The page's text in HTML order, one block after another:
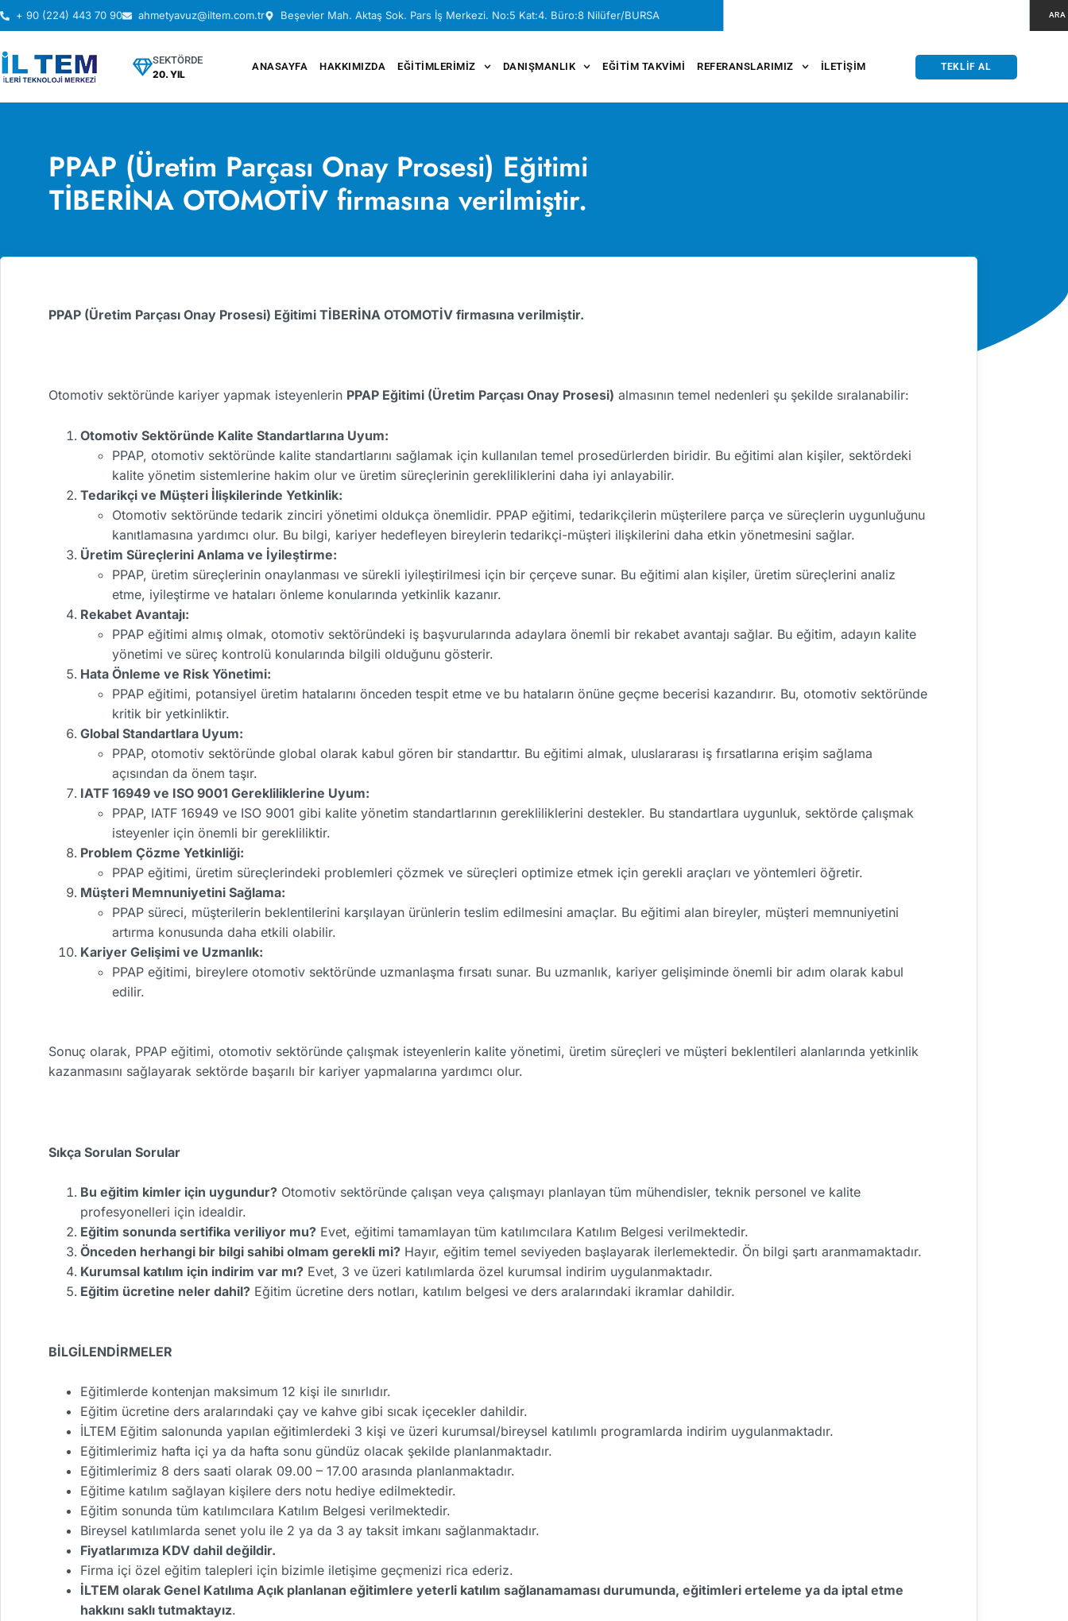
+ 90 (224) 443 70 90 ahmetyavuz@iltem.com.tr Beşevler Mah. Aktaş Sok. Pars İş Merkezi. No:5 Kat:4. Büro:8 Nilüfer/BURSA ARA
SEKTÖRDE
20. YIL
ANASAYFA HAKKIMIZDA EĞITIMLERIMIZ DANIŞMANLIK EĞITIM TAKVIMI REFERANSLARIMIZ İLETIŞIM TEKLIF AL
PPAP (Üretim Parçası Onay Prosesi) Eğitimi
TİBERİNA OTOMOTİV firmasına verilmiştir.
PPAP (Üretim Parçası Onay Prosesi) Eğitimi TİBERİNA OTOMOTİV firmasına verilmiştir.
Otomotiv sektöründe kariyer yapmak isteyenlerin PPAP Eğitimi (Üretim Parçası Onay Prosesi) almasının temel nedenleri şu şekilde sıralanabilir:
Otomotiv Sektöründe Kalite Standartlarına Uyum:
PPAP, otomotiv sektöründe kalite standartlarını sağlamak için kullanılan temel prosedürlerden biridir. Bu eğitimi alan kişiler, sektördeki
kalite yönetim sistemlerine hakim olur ve üretim süreçlerinin gerekliliklerini daha iyi anlayabilir.
Tedarikçi ve Müşteri İlişkilerinde Yetkinlik:
Otomotiv sektöründe tedarik zinciri yönetimi oldukça önemlidir. PPAP eğitimi, tedarikçilerin müşterilere parça ve süreçlerin uygunluğunu
kanıtlamasına yardımcı olur. Bu bilgi, kariyer hedefleyen bireylerin tedarikçi-müşteri ilişkilerini daha etkin yönetmesini sağlar.
Üretim Süreçlerini Anlama ve İyileştirme:
PPAP, üretim süreçlerinin onaylanması ve sürekli iyileştirilmesi için bir çerçeve sunar. Bu eğitimi alan kişiler, üretim süreçlerini analiz
etme, iyileştirme ve hataları önleme konularında yetkinlik kazanır.
Rekabet Avantajı:
PPAP eğitimi almış olmak, otomotiv sektöründeki iş başvurularında adaylara önemli bir rekabet avantajı sağlar. Bu eğitim, adayın kalite
yönetimi ve süreç kontrolü konularında bilgili olduğunu gösterir.
Hata Önleme ve Risk Yönetimi:
PPAP eğitimi, potansiyel üretim hatalarını önceden tespit etme ve bu hataların önüne geçme becerisi kazandırır. Bu, otomotiv sektöründe
kritik bir yetkinliktir.
Global Standartlara Uyum:
PPAP, otomotiv sektöründe global olarak kabul gören bir standarttır. Bu eğitimi almak, uluslararası iş fırsatlarına erişim sağlama
açısından da önem taşır.
IATF 16949 ve ISO 9001 Gerekliliklerine Uyum:
PPAP, IATF 16949 ve ISO 9001 gibi kalite yönetim standartlarının gerekliliklerini destekler. Bu standartlara uygunluk, sektörde çalışmak
isteyenler için önemli bir gerekliliktir.
Problem Çözme Yetkinliği:
PPAP eğitimi, üretim süreçlerindeki problemleri çözmek ve süreçleri optimize etmek için gerekli araçları ve yöntemleri öğretir.
Müşteri Memnuniyetini Sağlama:
PPAP süreci, müşterilerin beklentilerini karşılayan ürünlerin teslim edilmesini amaçlar. Bu eğitimi alan bireyler, müşteri memnuniyetini
artırma konusunda daha etkili olabilir.
Kariyer Gelişimi ve Uzmanlık:
PPAP eğitimi, bireylere otomotiv sektöründe uzmanlaşma fırsatı sunar. Bu uzmanlık, kariyer gelişiminde önemli bir adım olarak kabul
edilir.
Sonuç olarak, PPAP eğitimi, otomotiv sektöründe çalışmak isteyenlerin kalite yönetimi, üretim süreçleri ve müşteri beklentileri alanlarında yetkinlik
kazanmasını sağlayarak sektörde başarılı bir kariyer yapmalarına yardımcı olur.
Sıkça Sorulan Sorular
Bu eğitim kimler için uygundur? Otomotiv sektöründe çalışan veya çalışmayı planlayan tüm mühendisler, teknik personel ve kalite
profesyonelleri için idealdir.
Eğitim sonunda sertifika veriliyor mu? Evet, eğitimi tamamlayan tüm katılımcılara Katılım Belgesi verilmektedir.
Önceden herhangi bir bilgi sahibi olmam gerekli mi? Hayır, eğitim temel seviyeden başlayarak ilerlemektedir. Ön bilgi şartı aranmamaktadır.
Kurumsal katılım için indirim var mı? Evet, 3 ve üzeri katılımlarda özel kurumsal indirim uygulanmaktadır.
Eğitim ücretine neler dahil? Eğitim ücretine ders notları, katılım belgesi ve ders aralarındaki ikramlar dahildir.
BİLGİLENDİRMELER
Eğitimlerde kontenjan maksimum 12 kişi ile sınırlıdır.
Eğitim ücretine ders aralarındaki çay ve kahve gibi sıcak içecekler dahildir.
İLTEM Eğitim salonunda yapılan eğitimlerdeki 3 kişi ve üzeri kurumsal/bireysel katılımlı programlarda indirim uygulanmaktadır.
Eğitimlerimiz hafta içi ya da hafta sonu gündüz olacak şekilde planlanmaktadır.
Eğitimlerimiz 8 ders saati olarak 09.00 – 17.00 arasında planlanmaktadır.
Eğitime katılım sağlayan kişilere ders notu hediye edilmektedir.
Eğitim sonunda tüm katılımcılara Katılım Belgesi verilmektedir.
Bireysel katılımlarda senet yolu ile 2 ya da 3 ay taksit imkanı sağlanmaktadır.
Fiyatlarımıza KDV dahil değildir.
Firma içi özel eğitim talepleri için bizimle iletişime geçmenizi rica ederiz.
İLTEM olarak Genel Katılıma Açık planlanan eğitimlere yeterli katılım sağlanamaması durumunda, eğitimleri erteleme ya da iptal etme
hakkını saklı tutmaktayız.